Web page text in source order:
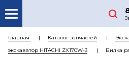
О НАС
КАТАЛОГ
Главная Каталог запчастей
экскаватор HITACHI ZX170W-3
Вилка